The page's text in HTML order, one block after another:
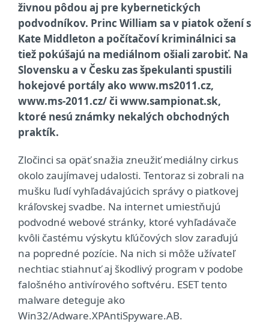
živnou pôdou aj pre kybernetických
podvodníkov. Princ William sa v piatok ožení s
Kate Middleton a počítačoví kriminálnici sa
tiež pokúšajú na mediálnom ošiali zarobiť. Na
Slovensku a v Česku zas špekulanti spustili
hokejové portály ako www.ms2011.cz,
www.ms-2011.cz/ či www.sampionat.sk,
ktoré nesú známky nekalých obchodných
praktík.
Zločinci sa opäť snažia zneužiť mediálny cirkus
okolo zaujímavej udalosti. Tentoraz si zobrali na
mušku ľudí vyhľadávajúcich správy o piatkovej
kráľovskej svadbe. Na internet umiestňujú
podvodné webové stránky, ktoré vyhľadávače
kvôli častému výskytu kľúčových slov zaraďujú
na popredné pozície. Na nich si môže užívateľ
nechtiac stiahnuť aj škodlivý program v podobe
falošného antivírového softvéru. ESET tento
malware deteguje ako
Win32/Adware.XPAntiSpyware.AB.